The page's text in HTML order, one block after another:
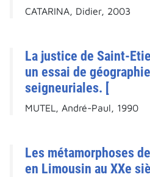
CATARINA, Didier, 2003
La justice de Saint-
un essai de
seigneuriales. [
MUTEL, André-Paul, 1990
Les métamorphoses
en Limousin au XXe